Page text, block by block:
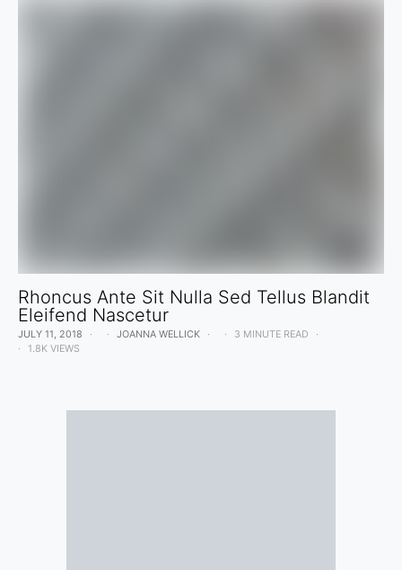
Rhoncus Ante Sit Nulla Sed Tellus Blandit
Eleifend Nascetur
JULY 11, 2018 JOANNA WELLICK
3 MINUTE READ
1.8K VIEWS